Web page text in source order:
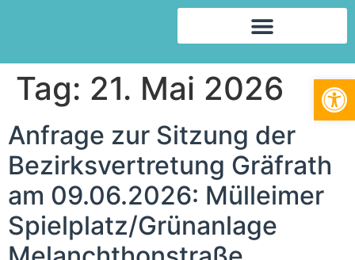
Tag: 21. Mai 2026
Anfra­ge zur Sit­zung der
Bezirks­vertretung Grä­f­rath
am 09.06.2026: Müll­ei­mer
Spielplatz/​Grünanlage